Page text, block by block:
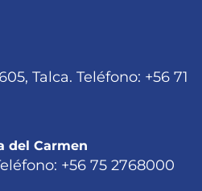
Talca. Teléfono: +56 71
del Carmen
+56 75 2768000